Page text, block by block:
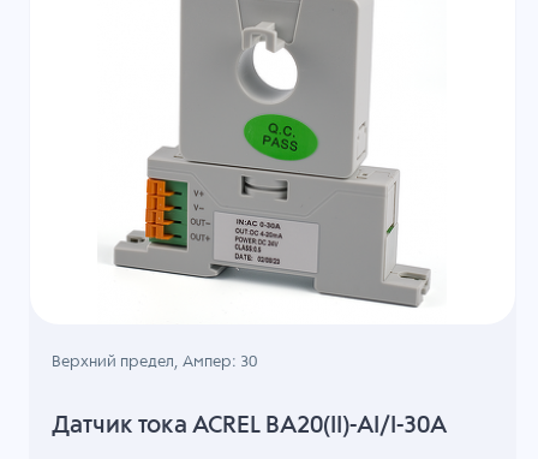
Датчик тока ACREL BA20(II)-AI/I-30A
Верхний предел, Ампер: 30